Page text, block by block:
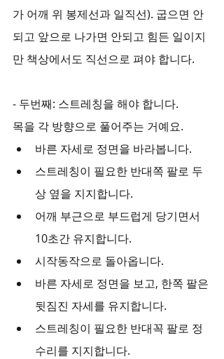
가 어깨 위 봉제선과 일직선). 굽으면 안
되고 앞으로 나가면 안되고 힘든 일이지
만 책상에서도 직선으로 펴야 합니다.
- 두번째: 스트레칭을 해야 합니다.
목을 각 방향으로 풀어주는 거예요.
바른 자세로 정면을 바라봅니다.
스트레칭이 필요한 반대쪽 팔로 두
상 옆을 지지합니다.
어깨 부근으로 부드럽게 당기면서
10초간 유지합니다.
시작동작으로 돌아옵니다.
바른 자세로 정면을 보고, 한쪽 팔은
뒷짐진 자세를 유지합니다.
스트레칭이 필요한 반대꼭 팔로 정
수리를 지지합니다.